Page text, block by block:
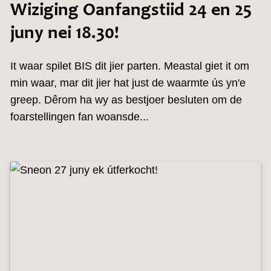
Wiziging Oanfangstiid 24 en 25
juny nei 18.30!
It waar spilet BIS dit jier parten. Meastal giet it om
min waar, mar dit jier hat just de waarmte ús yn'e
greep. Dêrom ha wy as bestjoer besluten om de
foarstellingen fan woansde...